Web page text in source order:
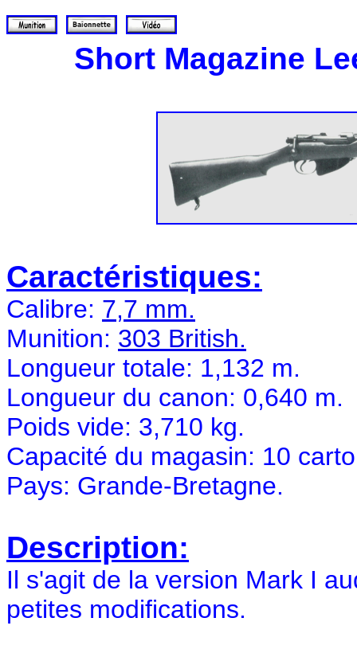
Short Magazine
Caractéristiques:
Calibre: 7,7 mm.
Munition: 303 British.
Longueur totale: 1,132 m.
Longueur du canon: 0,640 m.
Poids vide: 3,710 kg.
Capacité du magasin: 10
Pays: Grande-Bretagne.
Description:
Il s'agit de la version Mark I
petites modifications.